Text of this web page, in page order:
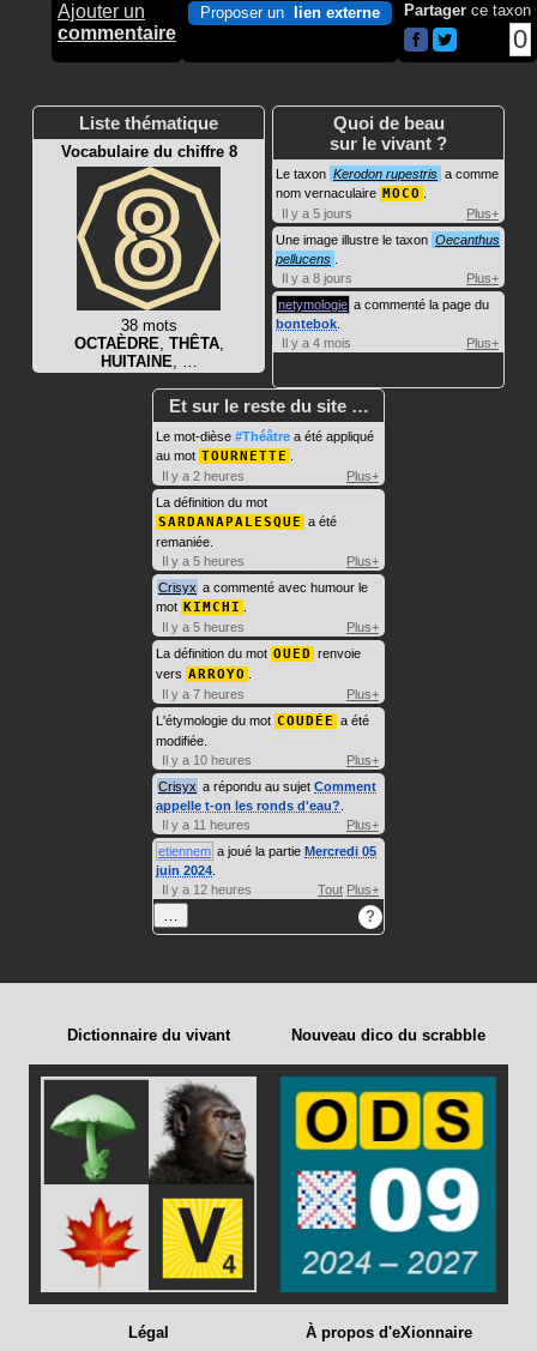
Ajouter un
commentaire
Proposer un lien externe Partager ce taxon
0
Liste thématique
Vocabulaire du chiffre 8
38 mots
OCTAÈDRE, THÊTA,
HUITAINE, …
Quoi de beau
sur le vivant ?
Le taxon Kerodon rupestris a comme
nom vernaculaire MOCO
Il y a 5 jours
Plus+
Une image illustre le taxon Oecanthus
pellucens
Il y a 8 jours
Plus+
netymologie a commenté la page du
bontebok
Il y a 4 mois
Plus+
Et sur le reste du site …
Le mot-dièse #Théâtre a été appliqué
au mot TOURNETTE
Il y a 2 heures
Plus+
La définition du mot
SARDANAPALESQUE a été
remaniée.
Il y a 5 heures
Plus+
Crisyx a commenté avec humour le
mot KIMCHI
Il y a 5 heures
Plus+
La définition du mot OUED renvoie
vers ARROYO
Il y a 7 heures
Plus+
L'étymologie du mot COUDÉE a été
modifiée.
Il y a 10 heures
Plus+
Crisyx a répondu au sujet Comment
appelle t-on les ronds d'eau?
Il y a 11 heures
Plus+
etiennem a joué la partie Mercredi 05
juin 2024
Il y a 12 heures
Tout Plus+
… ?
Dictionnaire du vivant Nouveau dico du scrabble
Légal À propos d'eXionnaire